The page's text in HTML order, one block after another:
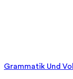
Grammatik Und